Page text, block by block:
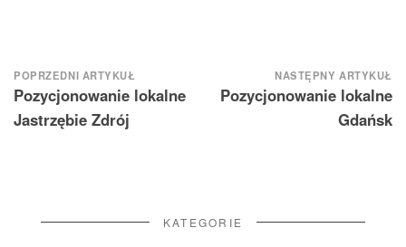
Nawigacja
wpisu
POPRZEDNI ARTYKUŁ
Pozycjonowanie lokalne
Jastrzębie Zdrój
NASTĘPNY ARTYKUŁ
Pozycjonowanie lokalne
Gdańsk
KATEGORIE